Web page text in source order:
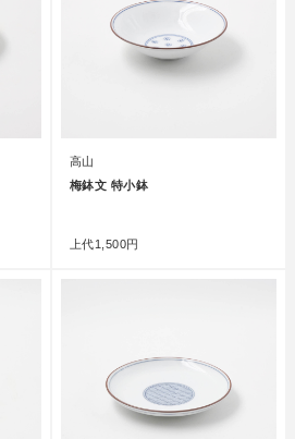
高山
梅鉢文 特小鉢
上代1,500円